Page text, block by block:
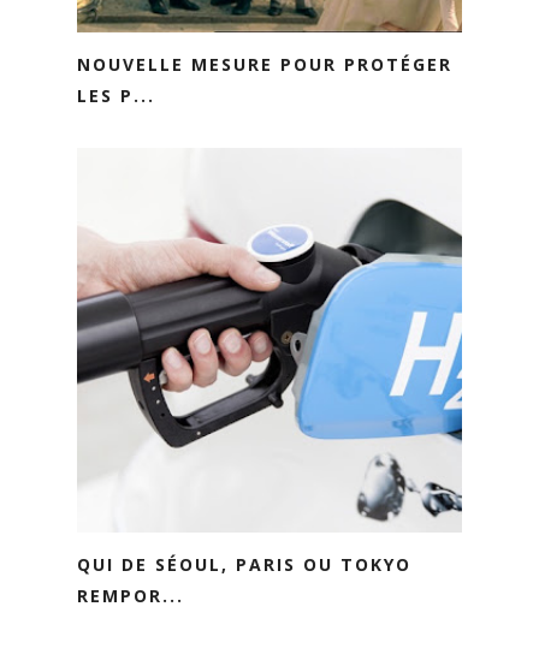
NOUVELLE MESURE POUR PROTÉGER
LES P...
QUI DE SÉOUL, PARIS OU TOKYO
REMPOR...